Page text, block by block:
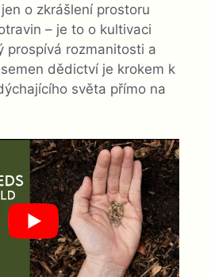
o zkrášlení prostoru
– je to o kultivaci
prospívá rozmanitosti a
dědictví je krokem k
světa přímo na